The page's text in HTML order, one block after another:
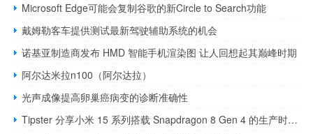
Microsoft Edge可能会复制谷歌的新Circle to Search功能
戴姆勒客车提供测试最新驾驶辅助系统的机会
诺基亚制造商发布 HMD 智能手机渲染图 让人回想起其巅峰时期
阿尔达米拉n100（阿尔达拉）
光声成像提高卵巢癌病变的诊断准确性
Tipster 分享小米 15 系列搭载 Snapdragon 8 Gen 4 的生产时间表信息